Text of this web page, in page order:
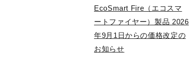
EcoSmart Fire（エコスマ
ートファイヤー）製品 2026
年9月1日からの価格改定の
お知らせ